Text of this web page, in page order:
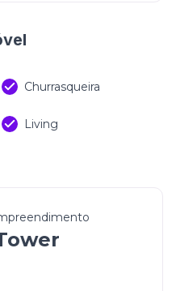
Churrasqueira
Living